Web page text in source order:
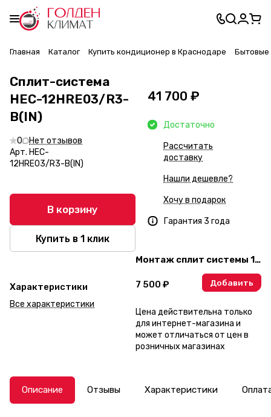
Главная Каталог Купить кондиционер в Краснодаре Бытовые
Сплит-система
HEC-12HRE03/R3-
B(IN)
0
Нет отзывов
Арт. HEC-
12HRE03/R3-B(IN)
В корзину
Купить в 1 клик
Характеристики
Все характеристики
41 700 ₽
Достаточно
Рассчитать
доставку
Нашли дешевле?
Хочу в подарок
Гарантия 3 года
Монтаж сплит системы 12
7 500 ₽
Добавить
Цена действительна только
для интернет-магазина и
может отличаться от цен в
розничных магазинах
Описание Отзывы Характеристики